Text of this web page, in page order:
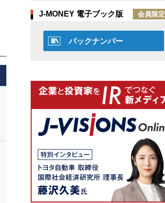
J-MONEY 電子ブック版 会員限定
バックナンバー